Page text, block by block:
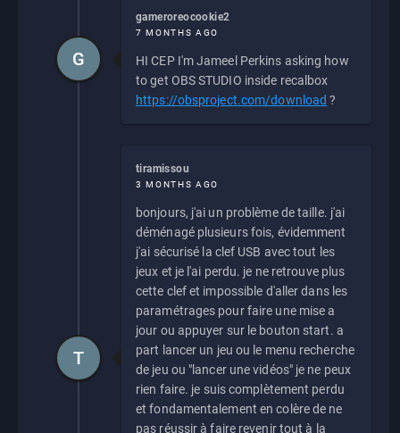
gameroreocookie2
7 MONTHS AGO
HI CEP I'm Jameel Perkins asking how
to get OBS STUDIO inside recalbox
https://obsproject.com/download ?
G
tiramissou
3 MONTHS AGO
bonjours, j'ai un problème de taille. j'ai
déménagé plusieurs fois, évidemment
j'ai sécurisé la clef USB avec tout les
jeux et je l'ai perdu. je ne retrouve plus
cette clef et impossible d'aller dans les
paramétrages pour faire une mise a
jour ou appuyer sur le bouton start. a
part lancer un jeu ou le menu recherche
de jeu ou "lancer une vidéos" je ne peux
rien faire. je suis complètement perdu
et fondamentalement en colère de ne
pas réussir à faire revenir tout à la
T